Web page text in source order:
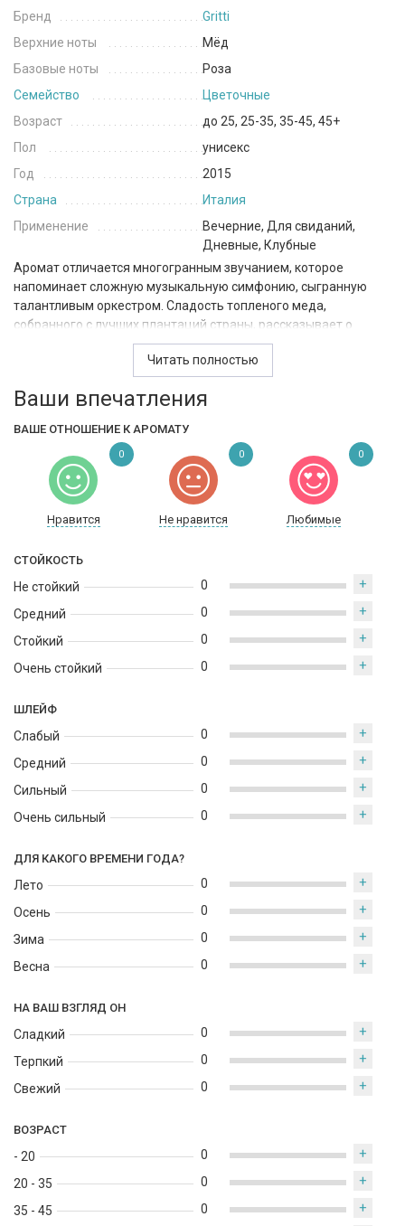
Бренд
Gritti
Верхние ноты
Мёд
Базовые ноты
Роза
Семейство
Цветочные
Возраст
до 25, 25-35, 35-45, 45+
Пол
унисекс
Год
2015
Страна
Италия
Применение
Вечерние, Для свиданий,
Дневные, Клубные
Аромат отличается многогранным звучанием, которое
напоминает сложную музыкальную симфонию, сыгранную
талантливым оркестром. Сладость топленого меда,
собранного с лучших плантаций страны, рассказывает о
насыщенном характере парфюмерной композиции, которую
так и хочется примерить к своему вечернему образу.
Цветочное благоухание дамасской розы подчеркивает
нежность аромата и его легкость. Аромат Gritti Mathi будет
удивить окружающий мир своим безупречным образом.
Читать полностью
Ваши впечатления
ВАШЕ ОТНОШЕНИЕ К АРОМАТУ
Нравится Не нравится Любимые
0 0 0
СТОЙКОСТЬ
Не стойкий
Средний
Стойкий
Очень стойкий
0 +
0 +
0 +
0 +
ШЛЕЙФ
Слабый
Средний
Сильный
Очень сильный
0 +
0 +
0 +
0 +
ДЛЯ КАКОГО ВРЕМЕНИ ГОДА?
Лето
Осень
Зима
Весна
0 +
0 +
0 +
0 +
НА ВАШ ВЗГЛЯД ОН
Сладкий
Терпкий
Свежий
0 +
0 +
0 +
ВОЗРАСТ
- 20
20 - 35
35 - 45
0 +
0 +
0 +